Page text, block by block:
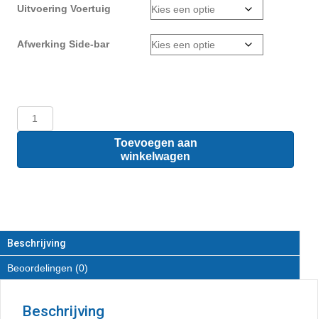
Uitvoering Voertuig
Afwerking Side-bar
Volkswagen
Caddy
Sidebars
Toevoegen aan
winkelwagen
Beschrijving
Beoordelingen (0)
Beschrijving